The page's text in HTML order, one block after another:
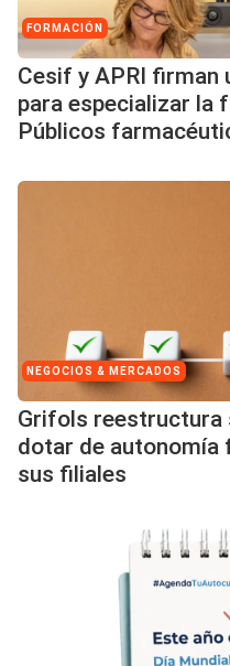
FORMACIÓN
Cesif y APRI firman
para especializar la
Públicos
NEGOCIOS & MERCADOS
Grifols reestructura
dotar de autonomía
sus filiales